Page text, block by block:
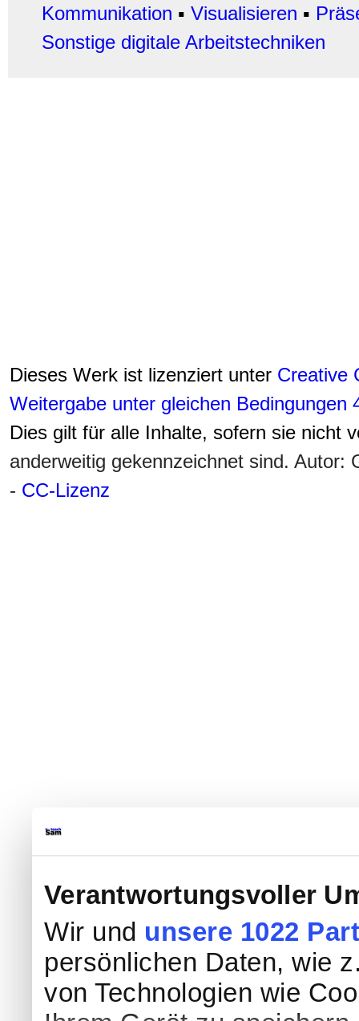
Verantwortungsvoller
Wir und unsere 1022
persönlichen Daten, wie
von Technologien wie
Kommunikation ▪ Visualisieren ▪
Sonstige digitale Arbeitstechniken
Dieses Werk ist lizenziert unter Creative
Weitergabe unter gleichen
Dies gilt für alle Inhalte, sofern sie nicht
anderweitig gekennzeichnet sind. Autor:
- CC-Lizenz